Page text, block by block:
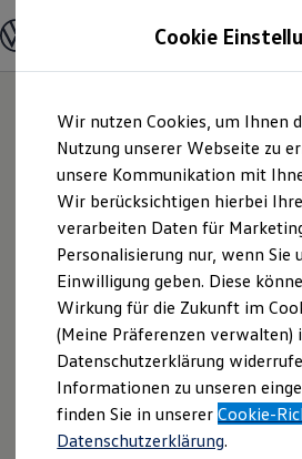
Hauptinhalt
springen
Footer
springen
Modelle & Konfigurator
Nutzfahrzeugkategorien
Modelle konfigurieren
Vorgängermodelle und
Vorgängermodelle
Oldtimer
Bulli Historie
Branchenlösungen &
Umbaulösungen und
Auf- und Umbauten
Groß- und Sonderkunden
Großkunden
Kommunen &
Journalisten
Sportvereine
Branchenlösungen
Bau & Handwerk
Gewerbliche
Service & mobile
Kurier, Logistik &
GmbH &
Cookie
Wir nutzen Cookies, um Ihnen
Nutzung unserer Webseite zu
unsere Kommunikation mit
Wir berücksichtigen hierbei
verarbeiten Daten für
Personalisierung nur, wenn Sie
Einwilligung geben. Diese
Wirkung für die Zukunft im
(Meine Präferenzen verwalten)
Datenschutzerklärung
Informationen zu unseren
finden Sie in unsererCookie-
Datenschutzerklärung.